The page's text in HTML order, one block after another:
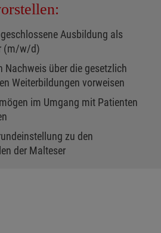
Ausbildung als
(m/w/d)
Nachweis über die gesetzlich
Weiterbildungen vorweisen
im Umgang mit Patienten
zu den
der Malteser